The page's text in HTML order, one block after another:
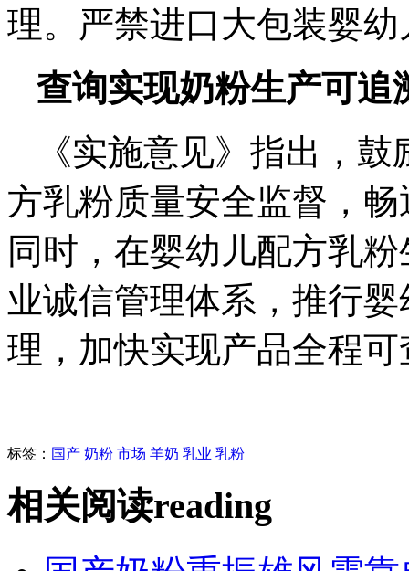
理。严禁进口大包装婴
查询实现奶粉生产可追
《实施意见》指出，
方乳粉质量安全监督，
同时，在婴幼儿配方乳
业诚信管理体系，推行
理，加快实现产品全程
标签： 国产 奶粉 市场 羊奶 乳业 乳粉
相关阅读reading